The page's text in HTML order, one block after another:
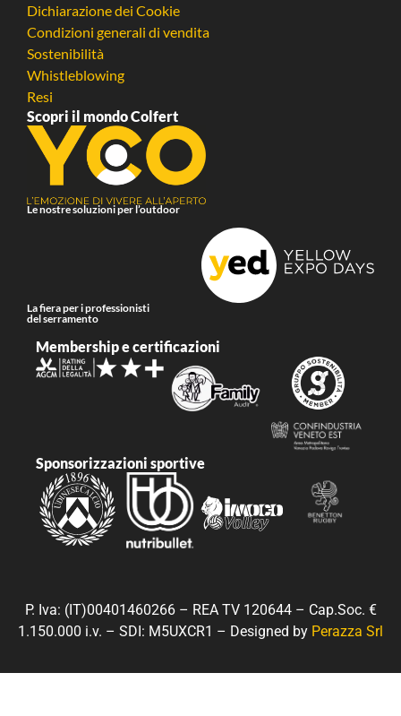
Dichiarazione dei Cookie
Condizioni generali di vendita
Sostenibilità
Whistleblowing
Resi
Scopri il mondo Colfert
Le nostre soluzioni per l’outdoor
La fiera per i professionisti
del serramento
Membership e certificazioni
Sponsorizzazioni sportive
P. Iva: (IT)00401460266 – REA TV 120644 – Cap.Soc. €
1.150.000 i.v. – SDI: M5UXCR1 – Designed by Perazza Srl